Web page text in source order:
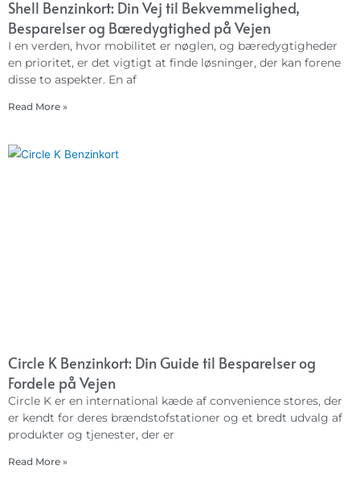
Shell Benzinkort: Din Vej til Bekvemmelighed,
Besparelser og Bæredygtighed på Vejen
I en verden, hvor mobilitet er nøglen, og bæredygtigheder
en prioritet, er det vigtigt at finde løsninger, der kan forene
disse to aspekter. En af
Read More »
Circle K Benzinkort: Din Guide til Besparelser og
Fordele på Vejen
Circle K er en international kæde af convenience stores, der
er kendt for deres brændstofstationer og et bredt udvalg af
produkter og tjenester, der er
Read More »